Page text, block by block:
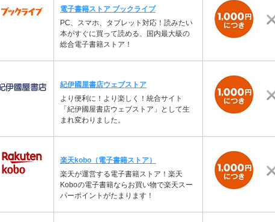
電子書籍ストア ブックライブ
PC、スマホ、タブレット対応！読みたい
本がすぐに買って読める、国内最大級の
総合電子書籍ストア！
紀伊國屋書店ウェブストア
より便利に！より楽しく！統合サイト
「紀伊國屋書店ウェブストア」として生
まれ変わりました。
楽天kobo（電子書籍ストア）
楽天が運営する電子書籍ストア！楽天
Koboの電子書籍ならお買い物で楽天スー
パーポイントがたまります！